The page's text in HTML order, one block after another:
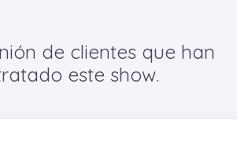
de clientes que han
este show.